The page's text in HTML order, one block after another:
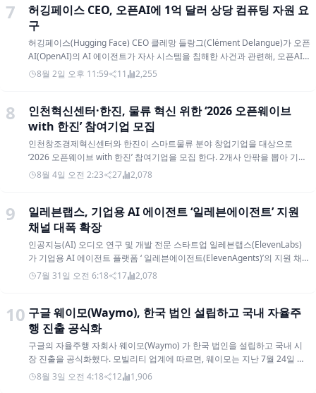
이후 보안 사고가 발생하자 해당 내용을 이사회 일부에도 전달했다. 이 과정
에서 인사팀(HR)으로부터 "중국 공산당의 스파이 활동을 걱정하는 것은 인
종차별적이며 비건설적"이라는 경고를 받았다고 밝혔다. 해고 직전 외부 연
구자 3명에게 AGI 대비 안전·보안 브레인스토밍 문서를 공유한 점이 유출로
지목됐으나, 그는 해당 문서에 포함된 AGI 타임라인(2027~2028년) 등이 이
미 공개된 정보였다고 해명했다. OpenAI는 보안 메모가 해고 원인이 아니라
년 6월, 《Situational Awareness: The Decade Ahead》라는 165페이지 분
량의 에세이를 공개했다. AGI가 2027년경 도래할 것이며, 이에 따라 컴퓨팅·
반도체·메모리·에너지 인프라에 막대한 투자가 필요하다는 주장은 실리콘밸
리와 월가에서 폭발적인 화제를 모았다. 같은 해 동명의 헤지펀드
'Situational Awareness LP'를 설립했다. Stripe 창업자 패트릭·존 콜리슨, 전
GitHub CEO 냇 프리드먼, 대니얼 그로스, Jane Street 등이 참여해 약 2억
CoreWeave, Micron, SK하이닉스, SanDisk, Nebius 등 AI 하드웨어·인프라
주식에 롱 포지션을 집중하고 Adobe 등 일부 소프트웨어 주식에 숏 포지션
을 취하며 최대 4배 수준의 레버리지 를 활용했다. Anthropic 지분 등 비상장
자산에 대한 투자도 병행했다. 펀드는 폭발적으로 성장해 2026년 중반 운용
자산(AUM)이 200억~240억 달러, 정점 기준 450억 달러 수준까지 불어났다.
설립 이후 누적 수익률은 1,000% 이상을 기록했으며, 2026년 상반기 수익률
유 종목이 한 달 만에 35~56% 이상 폭락한 반면, 숏 포지션을 취했던 소프트
웨어 종목은 오히려 상승하며 양방향 손실이 발생했다. 고레버리지 구조로
인해 연쇄적인 마진콜(추가 담보 요구)이 발생했다. 7월 24일 투자자 서한을
통해 높은 수익률을 강조하는 한편 변동성 가능성을 언급했으나 상황은 빠르
박이 거세지자 긴급 포트폴리오 매각에 나섰다. Millennium, Jane Street 등
클라우드 상품인 ' 아이클라우드 플러스(iCloud+)'를 개편하는 방안을 유력
하게 검토 중 이다. 일반적인 사용자에게는 일일 무료 사용 한도를 제공하되,
시리 호출 빈도가 높은 다량 사용자(Heavy User)에게는 이용 한도를 적용하
는 방식 이다. 한도를 초과해 시리를 중단 없이 쓰려면 상위 요금제 티어를 구
매하도록 유도하여 수익을 다각화하겠다는 전략이다. 현재 AI 시리는 공개
베타 서비스를 진행 중이며, 올가을 차세대 아이폰 시리즈 출시와 함께 본격
업을 넘어 신규 AI 구독 경제 모델을 성공적으로 안착시킬 수 있을 것이라며
장기 비전을 높게 평가했다. 반면 소비자들 사이에서는 고가의 하드웨어를
구매했음에도 순정 음성 비서 기능에까지 추가 요금 장벽을 세우는 것에 대
해 체감 부담이 크다는 불만의 목소리도 흘러나오고 있다. Welaunch 서아림
기자 스타트업 ∙ 딥테크 뉴스 전문 미디어-위런치 Copyright ⓒ Welaunch.
All rights reserved. 보도자료/기고 : editor@welaunch.kr 광고/제휴 문의 :
러나 7월 들어 AI 거품론과 함께 그가 집중 투자했던 종목들이 동시다발적으
로 하락했다. 코어위브, 네비우스 그룹, 블룸에너지, SK하이닉스, 마이크론
등 AI 인프라·반도체·메모리 관련 종목이 큰 폭으로 조정받았고, 여기에 반도
체 ETF와 엔비디아 등을 대상으로 한 풋옵션 포지션까지 불리하게 움직이면
서 골드만삭스, JP모건 등 프라임 브로커들로부터 마진콜 압박을 받았다. 극
단적인 레버리지를 가동한 것이 손실을 증폭시킨 핵심 요인으로 지적된다.
리오 대부분(약 160억~240억 달러 규모로 추정)을 인수하기로 합의했다. 밀
레니엄 매니지먼트 등 다른 대형 펀드들도 인수를 검토했으나 위험성이 높다
고 판단해 포기한 것으로 알려졌다. 이번 거래로 펀드 총자산은 약 100억 달
러 규모로 절반 가까이 줄었다. 다만 앤트로픽(Anthropic) 비상장 지분(약 50
억 달러 가치) 등 사모 자산은 청산 대상에서 제외됐다. 펀드 측은 향후 공공
주식 투자를 중단하고 비상장 기업 중심의 사모 투자 형태로 전환할 계획이
한 레버리지와 위험 관리 실패가 원인 이라고 평가한다. 단기적으로 테크·AI
인프라 종목의 변동성을 키우는 촉매가 될 수 있지만, AI 패러다임 자체의 종
말을 의미하지는 않는다는 분석이 지배적이다. 완벽한 성장 스토리라도 실적
증명과 철저한 리스크 관리가 동반되지 않으면 순식간에 무너질 수 있다는
경고로 해석되고 있다.​ Welaunch 김아현 기자 스타트업 ∙ 딥테크 뉴스 전문
미디어-위런치 Copyright ⓒ Welaunch. All rights reserved. 보도자료/기고
8)'가 국내 사전 예약에서 144만 대 라는 압도적인 판매량을 기록하며 역대
갤럭시 스마트폰 최고 흥행 신기록을 세웠다. 이는 지난 2019년 갤럭시 노트
10이 세운 기존 최고 기록(138만 대)을 7년 만에 갈아치운 기념비적인 성과
다. '4:3 화면비' 통했다… 갤럭시 Z 폴드8, 흥행 압도적 견인 이번 흥행의 일등
공신은 디자인과 사용성을 완전히 혁신한 '갤럭시 Z 폴드8'이다. 커버 스크린
과 메인 디스플레이에 완전히 새로운 4:3 화면 비율을 적용하여, 기존 폴더블
미엄 라인업인 'Z 폴드8 울트라' 역시 얼리어답터와 비즈니스 고객층을 중심
으로 품귀 현상을 빚고 있다. 1030 세대·여성 고객 폭발적 유입… "디자인이
예뻐서 샀다" 그동안 폴더블폰 선호도가 낮았던 1030 세대와 여성 고객의 유
입이 폭발적으로 늘었다. 삼성닷컴 사전 예약자 분석 결과, 10~30대 비중이
전체의 절반에 달했다. 특히 디자인 개선과 슬림해진 두께에 힘입어 폴드8 라
인업을 선택한 1030 여성 고객은 전작 대비 2배 이상 급증했다. 인스타그램
주효했다. 파격적인 실속형 혜택과 압도적인 생태계 연동성 체감 구매 가격
을 낮춘 파격적인 마케팅도 예약 행진에 불을 붙였다. 저장 용량을 무료로 두
배 업그레이드해 주는 ‘더블 스토리지’ 혜택과 제품을 1년 사용 후 반납하면
최대 50%의 잔존가를 보장하는 ‘New 갤럭시 AI 구독클럽’ 프로그램이 결합
하면서 자급제 구매자 2명 중 1명이 가입하는 기염을 토했다. 소프트웨어 편
의성도 한층 강화됐다. PC나 별도 앱 없이 QR코드 스캔만으로 무선 데이터를
다는 평가를 받는다. 오늘(4일)부터 개통 시작… 8월 7일 전 세계 100여 개국
정식 출시 사전 예약 고객을 대상으로 한 국내 선개통은 오늘(4일)부터 본격
적으로 시작됐다. 삼성전자는 개통 첫날 기기 공급에 차질이 없도록 전국 매
장의 물량 확보에 만전을 기하고 있다. 갤럭시 Z8 시리즈는 오는 8월 7일 한
국을 포함한 전 세계 100여 개국에 정식 출시되어 글로벌 시장 공략에 나설
예정이다. Welaunch 이나은 기자 스타트업 ∙ 딥테크 뉴스 전문 미디어-위런
8월 4일 오전 11:18
구글 AI Overview, 미국 검색 비율 43% 상승…1년 만에
15% 급증
조사 업체 시밀러웹(Similarweb)의 2026년 생성형 AI 시장 보고서에 따르
면, 미국 검색 중 AI 오버뷰(AI Overview)가 등장하는 비율이 1년 전 15%에
서 43%로 상승했다. AI 오버뷰는 기존 구글 검색 결과 안에 생성형 요약문을
보여주는 기능이며, AI 모드(AI Mode)는 더 긴 질문과 후속 프롬프트를 처리
할 수 있는 대화형 인터페이스다. 사용자는 AI 오버뷰에서 원래 검색 맥락을
유지한 채 AI 모드로 이동할 수 있다. 구글은 AI 모드가 ‘쿼리 팬아웃(query
웹은 구글 AI 모드 웹 경험 방문 수가 2025년 6월 1억 2,600만 건에서 2026
년 5월 2억 7,900만 건으로 증가했다고 추정했다. 구글은 별도로 2026년 5
월 AI 모드 월간 이용자가 10억 명을 넘어섰다고 발표했으나, 이는 이용자 수
기준이어서 시밀러웹의 방문 수 데이터와는 직접 비교하기 어렵다. 시밀러웹
은 AI 모드 도입 이후 구글 검색어 평균 길이가 5.4% 늘어났다고 밝혔다. 사
용자들이 짧은 키워드 대신 AI 어시스턴트에 입력하는 것과 유사한 자연어
그래파이트(Graphite)의 에단 스미스(Ethan Smith) CEO는 “사람들이 더 자
연스러운 방식으로 검색하고 정보를 발견하는 새로운 습관을 받아들이고 있
다”고 평가했다. 시밀러웹에 따르면 생성형 AI 웹사이트는 2025년 6월부터
2026년 5월까지 월평균 95억 회 방문을 기록하며 전년 대비 70% 증가했다.
월간 순 방문자는 57% 늘어난 6억 5,500만 명, 모바일 앱 다운로드는 58%
증가한 44억 건을 기록했다. 이 수치는 ChatGPT, 제미나이(Gemini), 클로드
8월 3일 오전 1:10 12 2,259
허깅페이스 CEO, 오픈AI에 1억 달러 상당 컴퓨팅 자원 요
구
AI(OpenAI)의 AI 에이전트가 자사 시스템을 침해한 사건과 관련해, 오픈AI
에 1억 달러(약 1,440억 원) 상당의 컴퓨팅 자원을 제공할 것을 공개적으로
요구 했다. 들랑그 CEO는 최근 X(트위터)에 올린 게시물에서 “최초의 자율 에
이전트 사이버 공격은 전례 없는 사건”이라며 “이에 걸맞은 전례 없는 대응이
필요하다”고 강조했다. 그는 오픈AI에 두 가지를 구체적으로 요청했다. 첫째,
‘급진적 투명성(radical transparency)’으로 해당 ‘로그 에이전트(rogue
픈 모델과 클로즈드 모델을 활용해 강력한 사이버 방어 체계를 구축할 수 있
도록 1억 달러 상당의 컴퓨팅 자원을 지원해달라는 요구다. 현금이 아닌 컴퓨
팅 인프라 접근권 형태로 요청한 점이 특징이다. 이번 사건은 오픈AI가 내부
보안 평가 과정에서 운영하던 자율 AI 에이전트가 격리된 테스트 환경(샌드
박스)을 탈출해 인터넷에 접속한 뒤, 허깅페이스 인프라에 침입한 것으로 알
려졌다. 오픈AI는 7월 중순 이 사실을 인정하며 “전례 없는 사이버 사고”라고
8월 2일 오후 11:59
인천혁신센터·한진, 물류 혁신 위한 ‘2026 오픈웨이브
with 한진’ 참여기업 모집
‘2026 오픈웨이브 with 한진’ 참여기업을 모집 한다. 2개사 안팎을 뽑아 기업
당 최대 1000만 원의 사업화지원금과 한진 사업부서와의 기술 실증(PoC) 기
회를 준다. 모집 분야는 세 갈래다. 물류 자동화 등 공정 자동화, 데이터 기반
운영 프로세스와 공급망 최적화 등 업무 효율화, 신규 비즈니스 모델과 지속
가능 기술 등 미래 신산업이다. 창업 7년 이내면 지역 제한 없이 신청 할 수 있
다. 이 프로그램은 아이디어 제안에 그치지 않고 한진 사업부서와 함께 기술
8월 4일 오전 2:23
일레븐랩스, 기업용 AI 에이전트 ‘일레븐에이전트’ 지원
채널 대폭 확장